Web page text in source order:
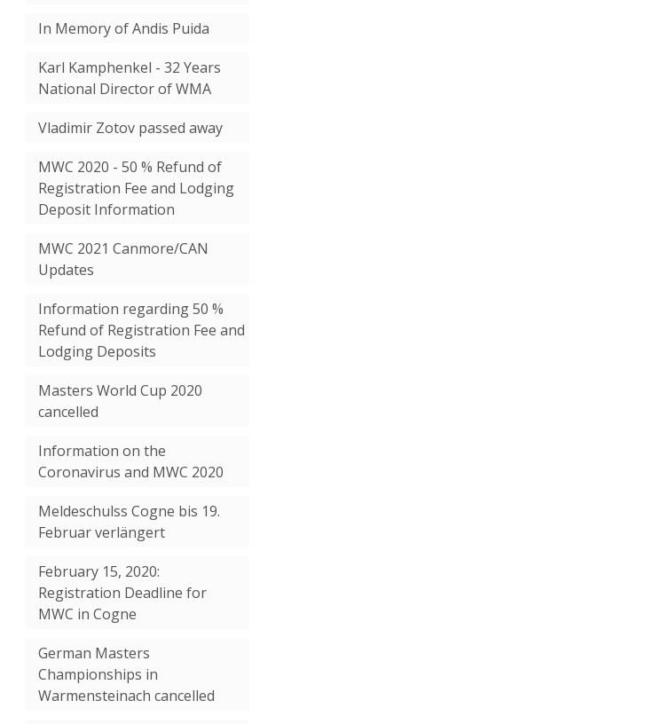
In Memory of Andis Puida
Karl Kamphenkel - 32 Years
National Director of WMA
Vladimir Zotov passed away
MWC 2020 - 50 % Refund of
Registration Fee and Lodging
Deposit Information
MWC 2021 Canmore/CAN
Updates
Information regarding 50 %
Refund of Registration Fee and
Lodging Deposits
Masters World Cup 2020
cancelled
Information on the
Coronavirus and MWC 2020
Meldeschulss Cogne bis 19.
Februar verlängert
February 15, 2020:
Registration Deadline for
MWC in Cogne
German Masters
Championships in
Warmensteinach cancelled